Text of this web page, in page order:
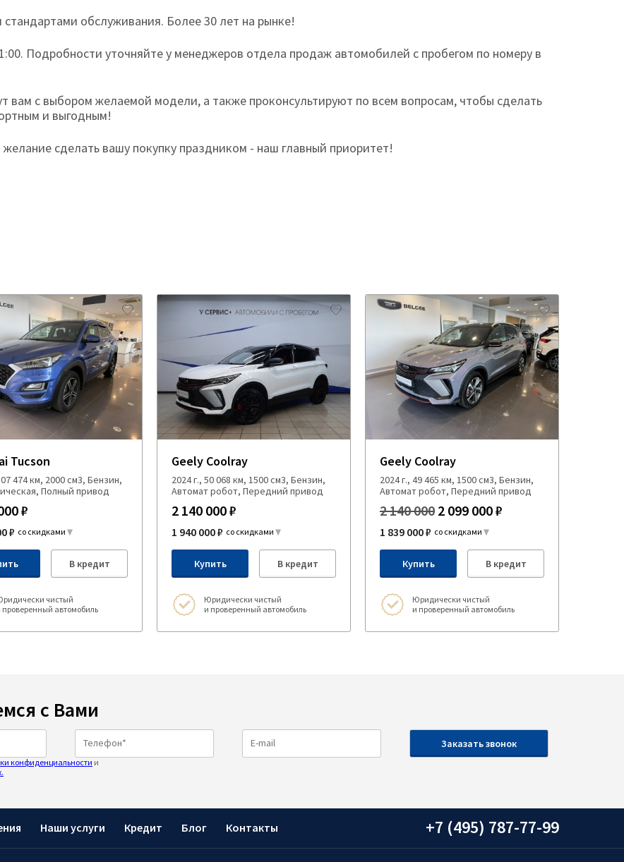
обслуживания. Более 30 лет на рынке!
Подробности уточняйте у менеджеров отдела продаж автомобилей с пробегом по номеру в
вам с выбором желаемой модели, а также проконсультируют по всем вопросам, чтобы сделать
и выгодным!
сделать вашу покупку праздником - наш главный приоритет!
Tucson
474 км, 2000 см3, Бензин,
Полный привод
₽
₽ со скидками
В кредит
чистый
проверенный автомобиль
Geely Coolray
2024 г., 50 068 км, 1500 см3, Бензин,
Автомат робот, Передний привод
2 140 000 ₽
1 940 000 ₽ со скидками
Купить В кредит
Юридически чистый
и проверенный автомобиль
Geely Coolray
2024 г., 49 465 км, 1500 см3, Бензин,
Автомат робот, Передний привод
2 140 000 2 099 000 ₽
1 839 000 ₽ со скидками
Купить В кредит
Юридически чистый
и проверенный автомобиль
с Вами
конфиденциальности и
Наши услуги Кредит Блог Контакты +7 (495) 787-77-99